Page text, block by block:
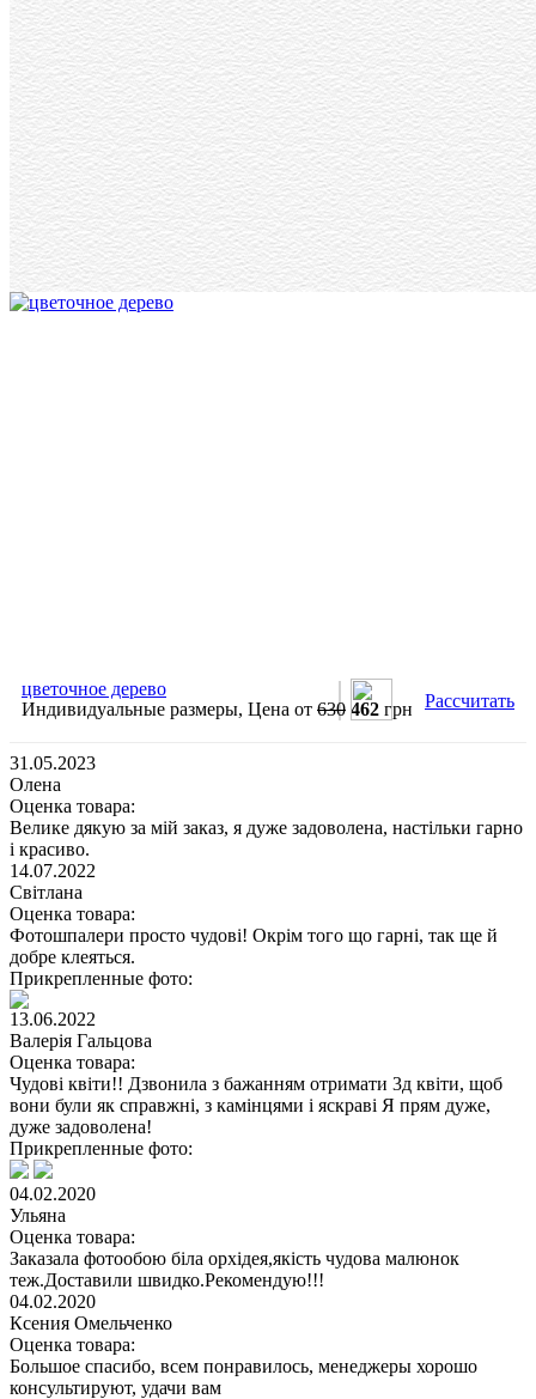
цветочное дерево
Индивидуальные размеры, Цена от 630 462 грн Рассчитать
31.05.2023
Олена
Оценка товара:
Велике дякую за мій заказ, я дуже задоволена, настільки гарно
і красиво.
14.07.2022
Світлана
Оценка товара:
Фотошпалери просто чудові! Окрім того що гарні, так ще й
добре клеяться.
Прикрепленные фото:
13.06.2022
Валерія Гальцова
Оценка товара:
Чудові квіти!! Дзвонила з бажанням отримати 3д квіти, щоб
вони були як справжні, з камінцями і яскраві Я прям дуже,
дуже задоволена!
Прикрепленные фото:
04.02.2020
Ульяна
Оценка товара:
Заказала фотообою біла орхідея,якість чудова малюнок
теж.Доставили швидко.Рекомендую!!!
04.02.2020
Ксения Омельченко
Оценка товара:
Большое спасибо, всем понравилось, менеджеры хорошо
консультируют, удачи вам